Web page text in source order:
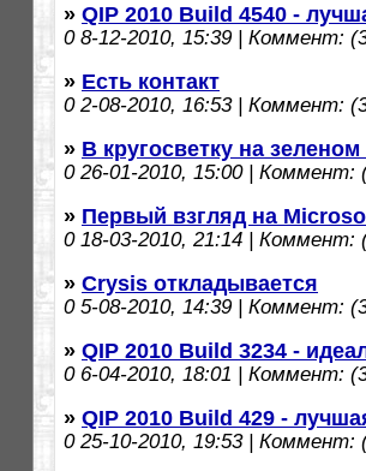
» QIP 2010 Build 4540 -
08-12-2010, 15:39 | Коммент:
» Есть контакт
02-08-2010, 16:53 | Коммент:
» В кругосветку на
026-01-2010, 15:00 | Коммент:
» Первый взгляд на
018-03-2010, 21:14 | Коммент:
» Crysis откладывается
05-08-2010, 14:39 | Коммент:
» QIP 2010 Build 3234 -
06-04-2010, 18:01 | Коммент:
» QIP 2010 Build 429 -
025-10-2010, 19:53 | Коммент: